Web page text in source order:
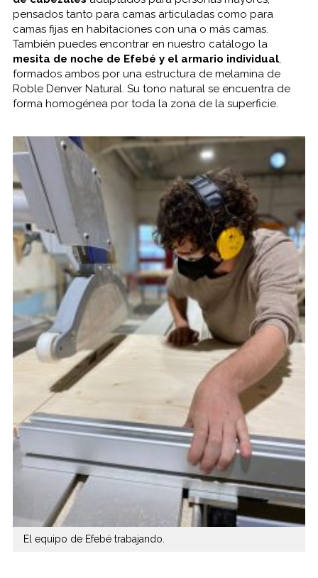
pensados tanto para camas articuladas como para
camas fijas en habitaciones con una o más camas.
También puedes encontrar en nuestro catálogo la
mesita de noche de Efebé y el armario individual,
formados ambos por una estructura de melamina de
Roble Denver Natural. Su tono natural se encuentra de
forma homogénea por toda la zona de la superficie.
El equipo de Efebé trabajando.